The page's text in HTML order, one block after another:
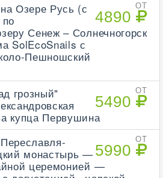
ОТ
4890
Озере Русь (с
Сенеж – Солнечногорск
SolEcoSnails с
Пешношский
ОТ
5490
грозный"
купца Первушина
ОТ
5990
монастырь —
церемонией —